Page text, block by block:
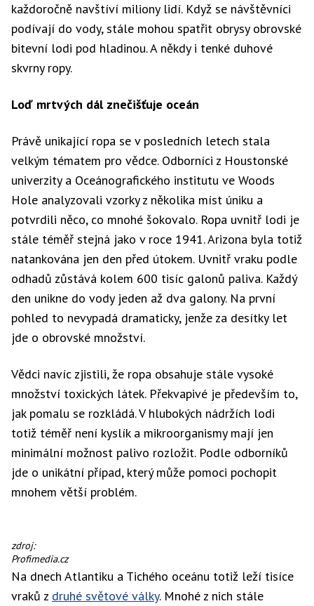
každoročně navštíví miliony lidí. Když se návštěvníci
podívají do vody, stále mohou spatřit obrysy obrovské
bitevní lodi pod hladinou. A někdy i tenké duhové
skvrny ropy.
Loď mrtvých dál znečišťuje oceán
Právě unikající ropa se v posledních letech stala
velkým tématem pro vědce. Odborníci z Houstonské
univerzity a Oceánografického institutu ve Woods
Hole analyzovali vzorky z několika míst úniku a
potvrdili něco, co mnohé šokovalo. Ropa uvnitř lodi je
stále téměř stejná jako v roce 1941. Arizona byla totiž
natankována jen den před útokem. Uvnitř vraku podle
odhadů zůstává kolem 600 tisíc galonů paliva. Každý
den unikne do vody jeden až dva galony. Na první
pohled to nevypadá dramaticky, jenže za desítky let
jde o obrovské množství.
Vědci navíc zjistili, že ropa obsahuje stále vysoké
množství toxických látek. Překvapivé je především to,
jak pomalu se rozkládá. V hlubokých nádržích lodi
totiž téměř není kyslík a mikroorganismy mají jen
minimální možnost palivo rozložit. Podle odborníků
jde o unikátní případ, který může pomoci pochopit
mnohem větší problém.
Památník
USS
Arizona
na
Havaji
zdroj:
Profimedia.cz
Na dnech Atlantiku a Tichého oceánu totiž leží tisíce
vraků z druhé světové války. Mnohé z nich stále